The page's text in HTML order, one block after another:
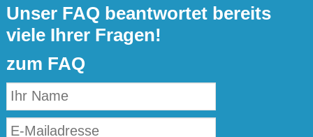
Unser FAQ beantwortet bereits
viele Ihrer Fragen!
zum FAQ